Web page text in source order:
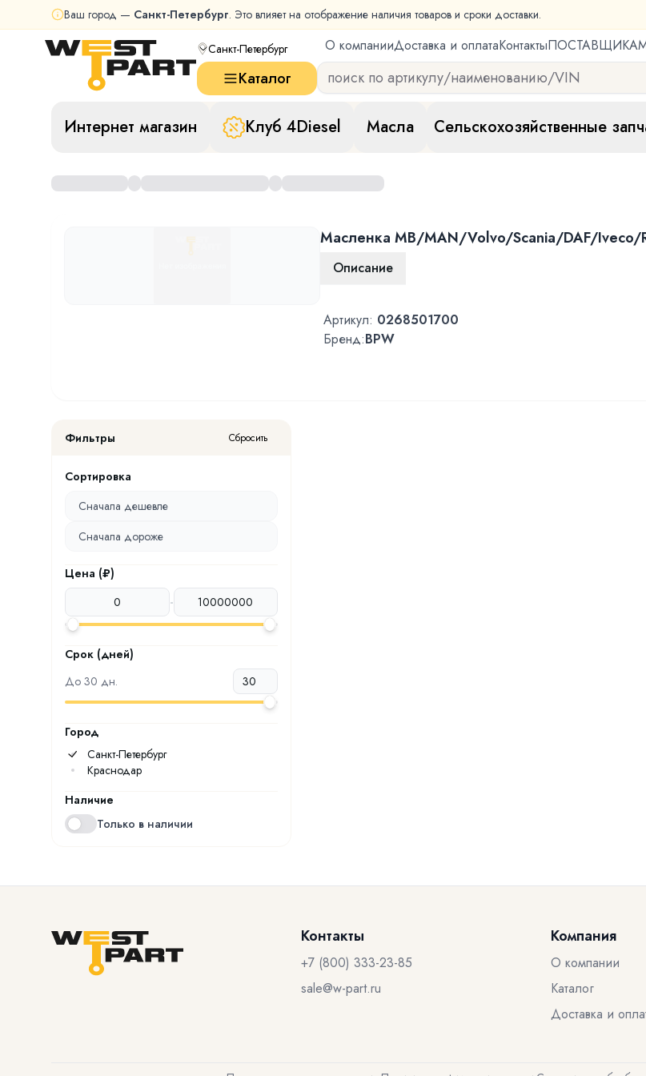
Ваш город — Санкт-Петербург. Это влияет на отображение наличия товаров и сроки доставки.
Санкт-Петербург О компанииДоставка и оплатаКонтакты
Каталог
Интернет магазин Клуб 4Diesel Масла Сельскохозяйственные
Масленка MB/MAN/Volvo/Scania/DAF/Iveco/
Описание
Артикул: 0268501700
Бренд:BPW
Фильтры Сбросить
Сортировка
Сначала дешевле
Сначала дороже
Цена (₽)
-
Срок (дней)
До 30 дн.
Город
Санкт-Петербург
Краснодар
Наличие
Только в наличии
Контакты
+7 (800) 333-23-85
sale@w-part.ru
Компания
О компании
Каталог
Доставка и